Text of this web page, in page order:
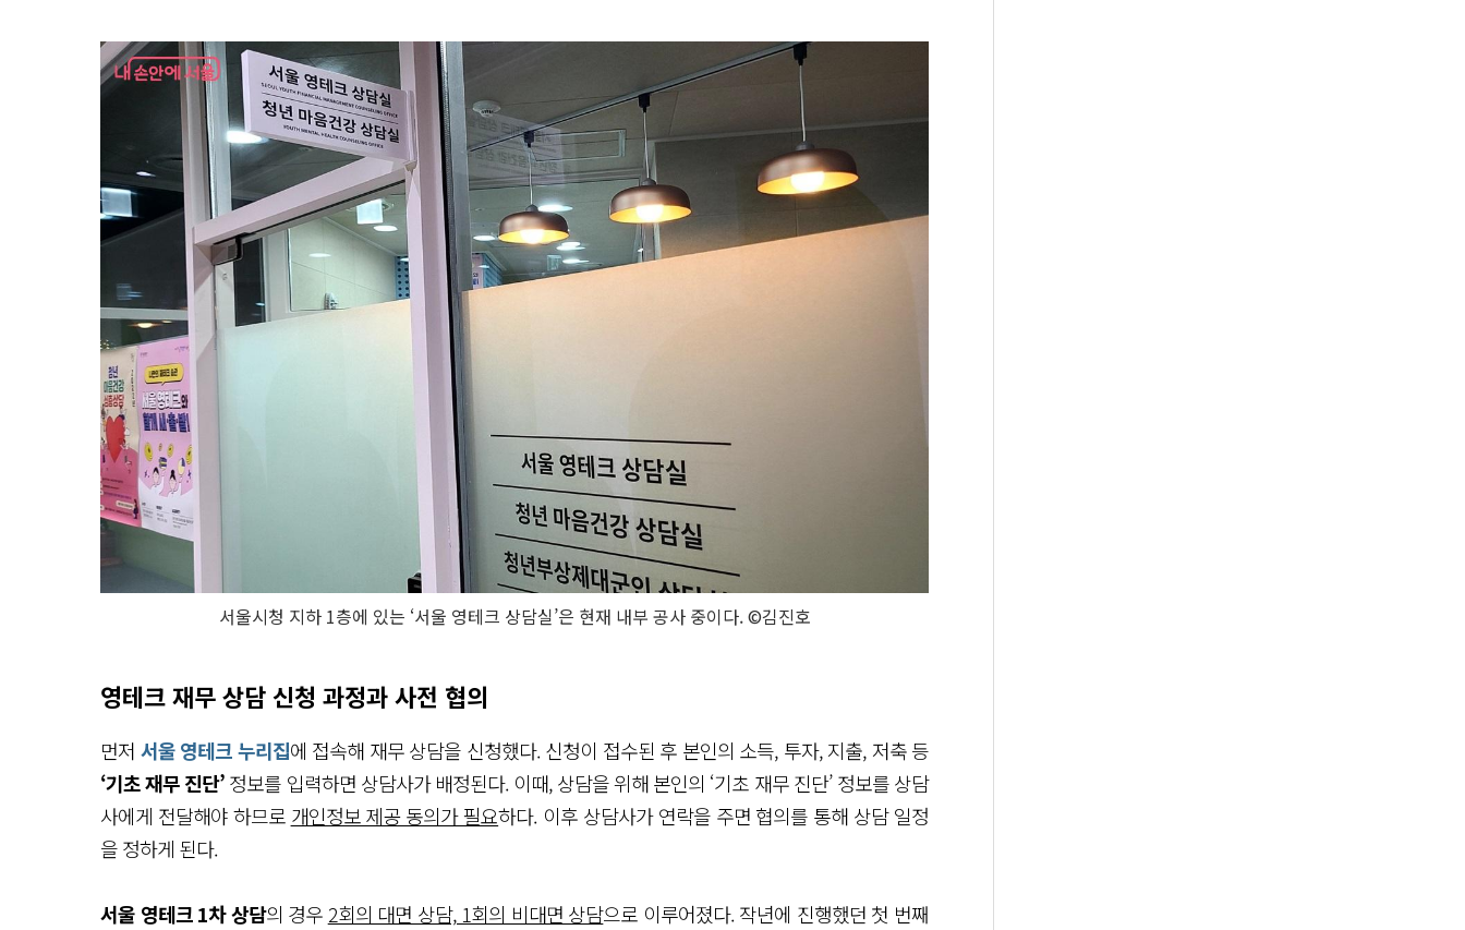
서울시청 지하 1층에 있는 ‘서울 영테크 상담실’은 현재 내부 공사 중이다. ©김진호
영테크 재무 상담 신청 과정과 사전 협의
먼저 서울 영테크 누리집에 접속해 재무 상담을 신청했다. 신청이 접수된 후 본인의 소득, 투자, 지출, 저축 등
‘기초 재무 진단’정보를 입력하면 상담사가 배정된다. 이때, 상담을 위해 본인의 ‘기초 재무 진단’ 정보를 상담
사에게 전달해야 하므로 개인정보 제공 동의가 필요하다. 이후 상담사가 연락을 주면 협의를 통해 상담 일정
을 정하게 된다.
서울 영테크 1차 상담의 경우 2회의 대면 상담, 1회의 비대면 상담으로 이루어졌다. 작년에 진행했던 첫 번째